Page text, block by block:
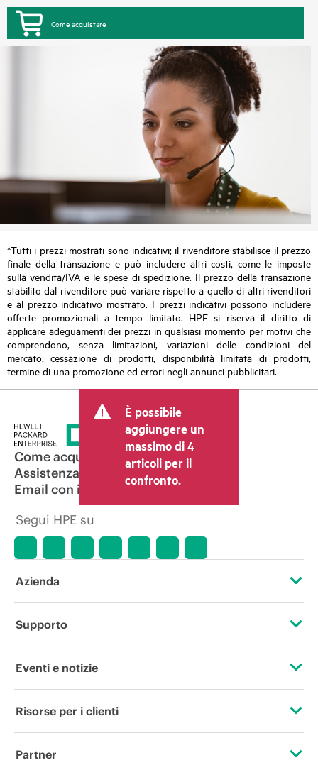
Come acquistare
*Tutti i prezzi mostrati sono indicativi; il rivenditore stabilisce il prezzo
finale della transazione e può includere altri costi, come le imposte
sulla vendita/IVA e le spese di spedizione. Il prezzo della transazione
stabilito dal rivenditore può variare rispetto a quello di altri rivenditori
e al prezzo indicativo mostrato. I prezzi indicativi possono includere
offerte promozionali a tempo limitato. HPE si riserva il diritto di
applicare adeguamenti dei prezzi in qualsiasi momento per motivi che
comprendono, senza limitazioni, variazioni delle condizioni del
mercato, cessazione di prodotti, disponibilità limitata di prodotti,
termine di una promozione ed errori negli annunci pubblicitari.
È possibile
aggiungere un
massimo di 4
articoli per il
confronto.
Come acquistare
Assistenza per i prodotti
Email con il commerciale
Segui HPE su
Azienda
Informazioni su HPE
Responsabilità aziendale
HPE Labs
Supporto
Operational support services
Eventi e notizie
Eventi
Risorse per i clienti
Contattaci
Partner